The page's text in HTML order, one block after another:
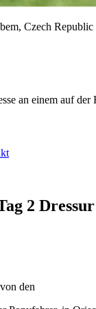
an einem auf
2
den